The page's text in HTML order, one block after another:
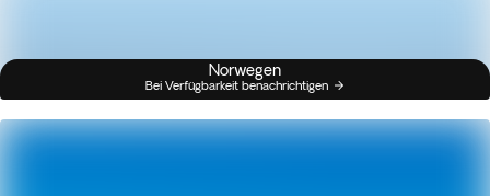
Norwegen
Bei Verfügbarkeit benachrichtigen